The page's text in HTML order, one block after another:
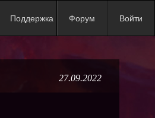
Поддержка Форум Войти
27.09.2022